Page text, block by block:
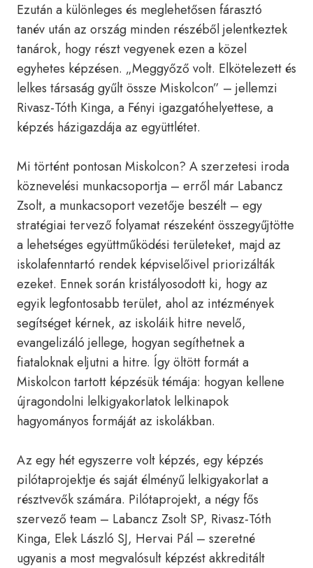
Ezután a különleges és meglehetősen fárasztó
tanév után az ország minden részéből jelentkeztek
tanárok, hogy részt vegyenek ezen a közel
egyhetes képzésen. „Meggyőző volt. Elkötelezett és
lelkes társaság gyűlt össze Miskolcon” – jellemzi
Rivasz-Tóth Kinga, a Fényi igazgatóhelyettese, a
képzés házigazdája az együttlétet.
Mi történt pontosan Miskolcon? A szerzetesi iroda
köznevelési munkacsoportja – erről már Labancz
Zsolt, a munkacsoport vezetője beszélt – egy
stratégiai tervező folyamat részeként összegyűjtötte
a lehetséges együttműködési területeket, majd az
iskolafenntartó rendek képviselőivel priorizálták
ezeket. Ennek során kristályosodott ki, hogy az
egyik legfontosabb terület, ahol az intézmények
segítséget kérnek, az iskoláik hitre nevelő,
evangelizáló jellege, hogyan segíthetnek a
fiataloknak eljutni a hitre. Így öltött formát a
Miskolcon tartott képzésük témája: hogyan kellene
újragondolni lelkigyakorlatok lelkinapok
hagyományos formáját az iskolákban.
Az egy hét egyszerre volt képzés, egy képzés
pilótaprojektje és saját élményű lelkigyakorlat a
résztvevők számára. Pilótaprojekt, a négy fős
szervező team – Labancz Zsolt SP, Rivasz-Tóth
Kinga, Elek László SJ, Hervai Pál – szeretné
ugyanis a most megvalósult képzést akkreditált